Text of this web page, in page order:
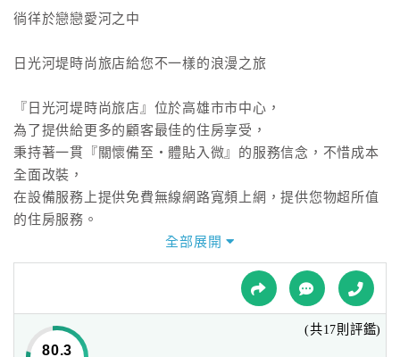
訂
HOT
特
色
民
宿
球
徜徉於戀戀愛河之中
日光河堤時尚旅店給您不一樣的浪漫之旅
『日光河堤時尚旅店』位於高雄市市中心，
為了提供給更多的顧客最佳的住房享受，
秉持著一貫『關懷備至‧體貼入微』的服務信念，不惜成本
全面改裝，
在設備服務上提供免費無線網路寬頻上網，提供您物超所值
的住房服務。
『日光河堤時尚旅店』臨近愛河河畔、西子灣、萬壽山風景
歷史博物館、城市光廊、大立伊勢丹(精品館)、新崛江商圈
等等…
是您旅遊、約會、商務最佳選擇喔。
全部展開
80.3
(共17則評鑑)